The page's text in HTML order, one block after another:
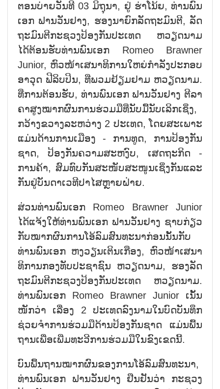
ຕອນ​ບ່າຍ​ວັນ​ທີ 03 ມິ​ຖຸ​ນາ, ຢູ່ ຮ່າ​ໂນ້ຍ, ທ່ານ​ພົນ​
ເອກ ຟານ​ວັນ​ຢາງ, ຮອງ​ນາ​ຍົກ​ລັດ​ຖະ​ມົນ​ຕີ, ລັດ​
ຖະ​ມົນ​ຕີ​ກະ​ຊວງ​ປ້ອງ​ກັນ​ປະ​ເທດ ຫວຽດ​ນາມ
ໄດ້​ຕ້ອນ​ຮັບ​ທ່ານ​ພົນ​ເອກ Romeo Brawner
Junior, ຫົວ​ໜ້າເສ​ນາ​ທິ​ການ​ໃຫຍ່​ກຳ​ລັງ​ປະ​ກອບ​
ອາ​ວຸດ ຟີ​ລິບ​ປິນ, ທີ່​ພວມ​ຢ້ຽມ​ຢາມ ຫວຽດ​ນາມ.
ທີ່​ການ​ຕ້ອນ​ຮັບ, ທ່ານ​ພົນ​ເອກ ຟານ​ວັນ​ຢາງ ຕີ​ລາ​
ຄາ​ສູງ​ໝາກ​ຜົນ​ການ​ຮ່ວມ​ມື​ທີ່​ນັບ​ມື້​ນັບ​ເລິກ​ເຊິ່ງ,
ກວ້າງ​ຂວ​າງ​ລະ​ຫວ່າງ 2 ປະ​ເທດ, ໂດຍ​ສະ​ເພາະ​
ແມ່ນ​ດ້ານ​ການ​ເມືອງ - ການ​ທູດ, ການ​ປ້ອງ​ກັນ​
ຊາດ, ປ້​ອງ​ກັນ​ຄວາມ​ສະ​ຫງົບ, ເສດ​ຖະ​ກິດ -
ການ​ຄ້າ, ສົມ​ທົບ​ກັນ​ສະ​ໜັບ​ສະ​ໜູນ​ເຊິ່ງ​ກັນ​ແລະ​
ກັນ​ຢູ່​ບັນ​ດາ​ເວ​ທີ​ປາ​ໄສ​ຫຼາຍ​ຝ່າຍ.
ສ່ວນ​ທ່ານ​ພົນ​ເອກ Romeo Brawner Junior
ໄດ້​ແຈ້ງ​ໃຫ້​ທ່ານ​ພົນ​ເອກ ຟານ​ວັນ​ຢາງ ຊາບ​ກ່ຽວ​
ກັບ​ໝາກ​ຜົນ​ການ​ໂອ້​ລົມ​ສົນ​ທະ​ນາ​ກ່ອນນັ້ນ​ກັບ​
ທ່ານ​ພົນ​ເອກ ຫງວຽນ​ເຕິນ​ເກືອງ, ​ຫົວ​ໜ້າເສ​ນາ​
ທິ​ການ​ກອງ​ທັບ​ປະ​ຊາ​ຊົນ ຫວຽດ​ນາມ, ຮອງ​ລັດ​
ຖະ​ມົນ​ຕີ​ກະ​ຊວງ​ປ້ອງ​ກັນ​ປະ​ເທດ ຫວຽດ​ນາມ.
ທ່ານ​ພົນ​ເອກ Romeo Brawner Junior ເນັ້ນ​
ໜັກ​ວ່າ ເລື່ອງ 2 ປະ​ເທດ​ລົງ​ນາມ​ໃນ​ບົດ​ບັນ​ທຶກ​
ຊ່ວຍ​ຈ​ຳ​ການ​ຮ່ວມ​ມື​ດ້ານ​ປ້ອງ​ກັນ​ຊາດ ແມ່ນ​ພື້ນ​
ຖານ​ເພື່ອ​ເພີ່ມ​ທະ​ວີ​ການ​ຮ່ວມ​ມື​ໃນ​ຂົງ​ເຂດນີ້.
ບົນ​ພື້ນ​ຖານ​ໝາກ​ຜົນ​ຂອງ​ການ​ໂອ້​ລົ​ມ​ສົນ​ທະ​ນາ,
ທ່ານ​ພົນ​ເອກ ຟານ​ວັນ​ຢາງ ຢືນ​ຢັນ​ວ່າ ກະ​ຊວງ​